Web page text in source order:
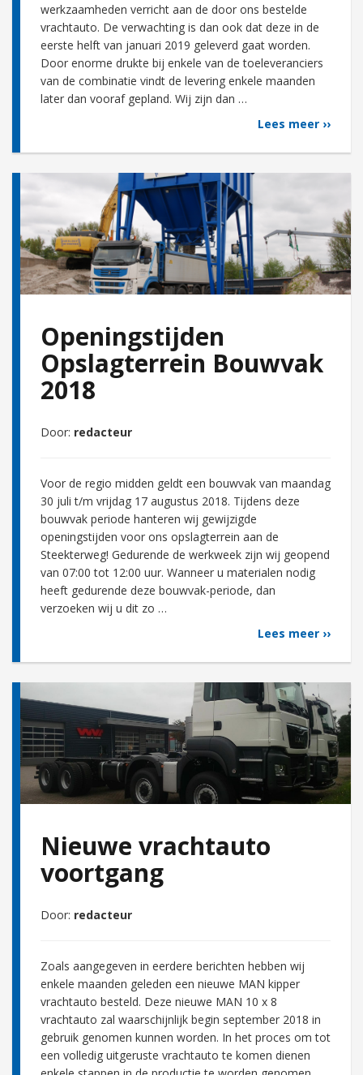
werkzaamheden verricht aan de door ons bestelde
vrachtauto. De verwachting is dan ook dat deze in de
eerste helft van januari 2019 geleverd gaat worden.
Door enorme drukte bij enkele van de toeleveranciers
van de combinatie vindt de levering enkele maanden
later dan vooraf gepland. Wij zijn dan …
Lees meer ››
Openingstijden
Opslagterrein Bouwvak
2018
Door: redacteur
Voor de regio midden geldt een bouwvak van maandag
30 juli t/m vrijdag 17 augustus 2018. Tijdens deze
bouwvak periode hanteren wij gewijzigde
openingstijden voor ons opslagterrein aan de
Steekterweg! Gedurende de werkweek zijn wij geopend
van 07:00 tot 12:00 uur. Wanneer u materialen nodig
heeft gedurende deze bouwvak-periode, dan
verzoeken wij u dit zo …
Lees meer ››
Nieuwe vrachtauto
voortgang
Door: redacteur
Zoals aangegeven in eerdere berichten hebben wij
enkele maanden geleden een nieuwe MAN kipper
vrachtauto besteld. Deze nieuwe MAN 10 x 8
vrachtauto zal waarschijnlijk begin september 2018 in
gebruik genomen kunnen worden. In het proces om tot
een volledig uitgeruste vrachtauto te komen dienen